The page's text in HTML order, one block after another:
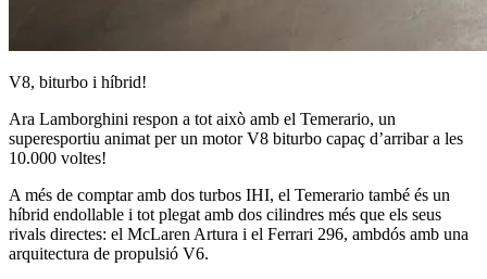
V8, biturbo i híbrid!
Ara Lamborghini respon a tot això amb el Temerario, un
superesportiu animat per un motor V8 biturbo capaç d’arribar a les
10.000 voltes!
A més de comptar amb dos turbos IHI, el Temerario també és un
híbrid endollable i tot plegat amb dos cilindres més que els seus
rivals directes: el McLaren Artura i el Ferrari 296, ambdós amb una
arquitectura de propulsió V6.